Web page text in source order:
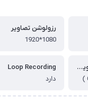
رزولوشن تصاویر
1080*1920
سنسور قفل تصویر هنگام تصادف
Loop Recording
دارد